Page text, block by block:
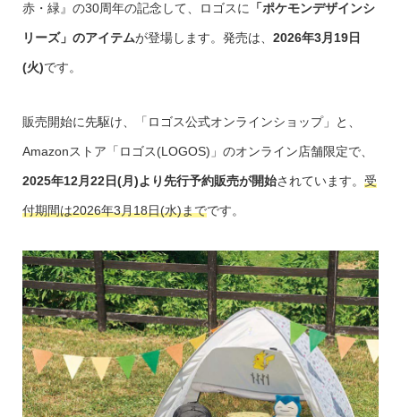
⾚・緑』の30周年の記念して、ロゴスに 「ポケモンデザインシ
リーズ」のアイテムが登場します。発売は、 2026年3月19日
(火)です。
販売開始に先駆け、「ロゴス公式オンラインショップ」と、
Amazonストア「ロゴス(LOGOS)」のオンライン店舗限定で、
2025年12月22日(月)より先行予約販売が開始されています。 受
付期間は2026年3月18日(水)までです。